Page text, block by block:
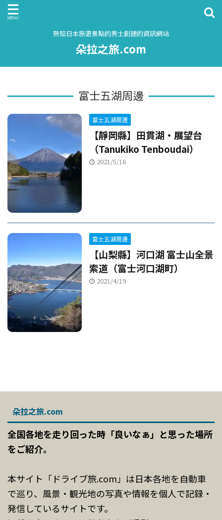
熟知日本旅遊景點的男士創建的資訊網站
朵拉之旅.com
富士五湖周邊
富士五湖周邊
【靜岡縣】田貫湖・展望台
（Tanukiko Tenboudai）
2021/5/16
富士五湖周邊
【山梨縣】河口湖 富士山全景
索道（富士河口湖町）
2021/4/19
朵拉之旅.com
全国各地を走り回った時「良いなぁ」と思った場所
をご紹介。
本サイト「ドライブ旅.com」は日本各地を自動車
で巡り、風景・観光地の写真や情報を個人で記録・
発信しているサイトです。